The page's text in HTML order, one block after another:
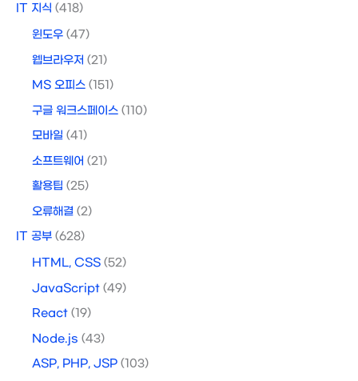
IT 지식 (418)
윈도우 (47)
웹브라우저 (21)
MS 오피스 (151)
구글 워크스페이스 (110)
모바일 (41)
소프트웨어 (21)
활용팁 (25)
오류해결 (2)
IT 공부 (628)
HTML, CSS (52)
JavaScript (49)
React (19)
Node.js (43)
ASP, PHP, JSP (103)